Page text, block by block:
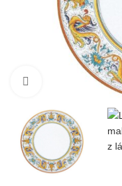
Kliknite pre